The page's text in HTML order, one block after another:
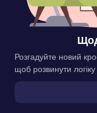
Розгадуйте новий
щоб розвинути